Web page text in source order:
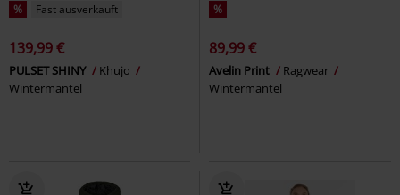
% Fast ausverkauft
139,99 €
PULSET SHINY
Khujo
Wintermantel
%
89,99 €
Avelin Print
Ragwear
Wintermantel